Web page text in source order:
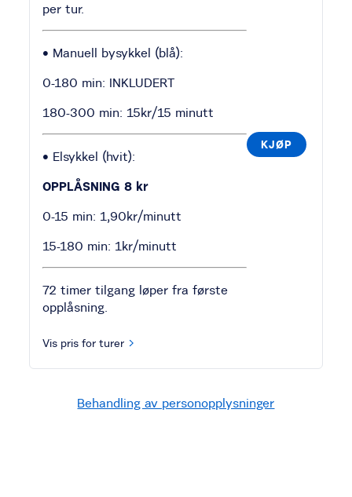
per tur.
• Manuell bysykkel (blå):
0-180 min: INKLUDERT
180-300 min: 15kr/15 minutt
• Elsykkel (hvit):
OPPLÅSNING 8 kr
0-15 min: 1,90kr/minutt
15-180 min: 1kr/minutt
72 timer tilgang løper fra første
opplåsning.
Vis pris for turer
KJØP
Behandling av personopplysninger